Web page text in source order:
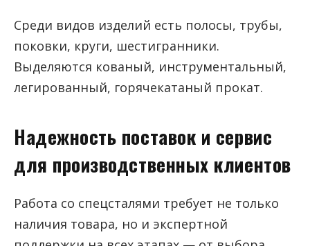
Среди видов изделий есть полосы, трубы,
поковки, круги, шестигранники.
Выделяются кованый, инструментальный,
легированный, горячекатаный прокат.
Надежность поставок и сервис
для производственных клиентов
Работа со спецсталями требует не только
наличия товара, но и экспертной